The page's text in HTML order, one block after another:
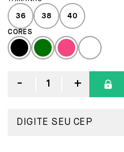
36 38 40